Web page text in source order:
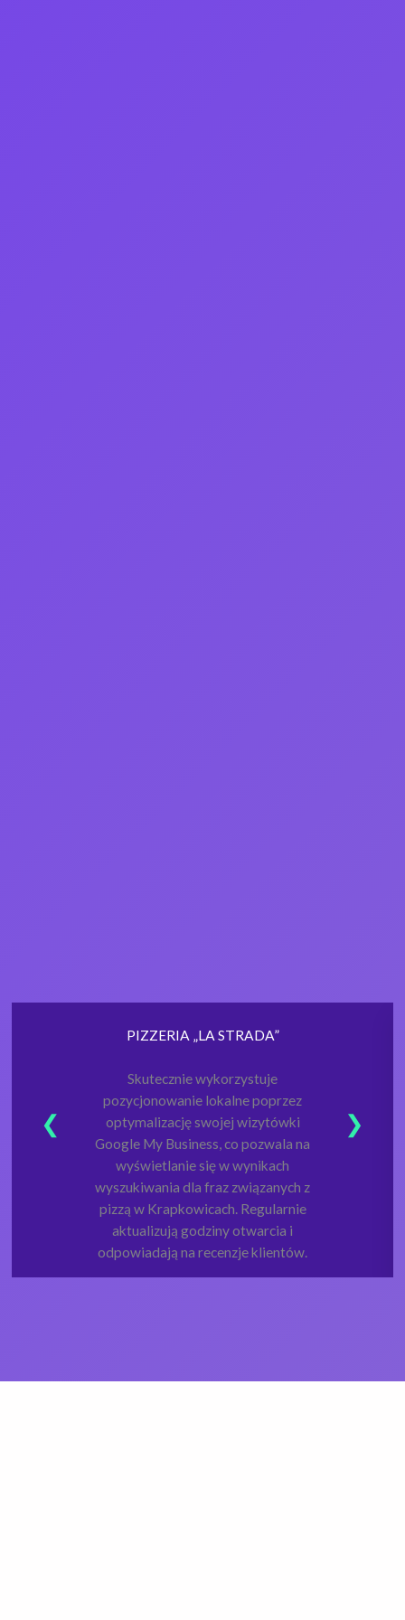
PIZZERIA „LA STRADA”
Skutecznie wykorzystuje
pozycjonowanie lokalne poprzez
optymalizację swojej wizytówki
Google My Business, co pozwala na
wyświetlanie się w wynikach
wyszukiwania dla fraz związanych z
pizzą w Krapkowicach. Regularnie
aktualizują godziny otwarcia i
odpowiadają na recenzje klientów.